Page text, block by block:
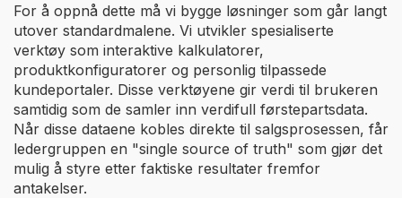
For å oppnå dette må vi bygge løsninger som går langt
utover standardmalene. Vi utvikler spesialiserte
verktøy som interaktive kalkulatorer,
produktkonfiguratorer og personlig tilpassede
kundeportaler. Disse verktøyene gir verdi til brukeren
samtidig som de samler inn verdifull førstepartsdata.
Når disse dataene kobles direkte til salgsprosessen, får
ledergruppen en "single source of truth" som gjør det
mulig å styre etter faktiske resultater fremfor
antakelser.